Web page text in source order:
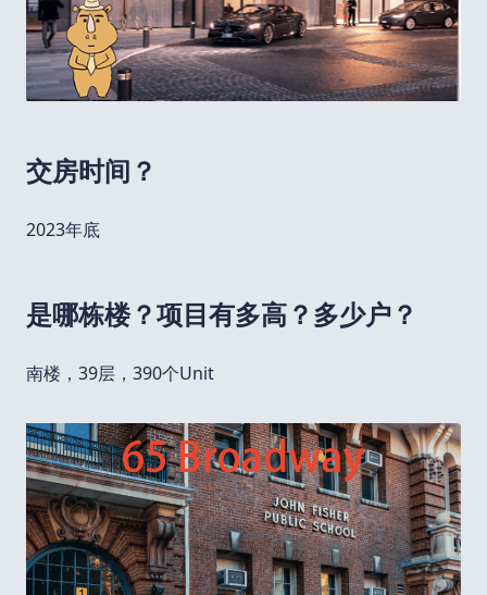
交房时间？
2023年底
是哪栋楼？项目有多高？多少户？
南楼，39层，390个Unit